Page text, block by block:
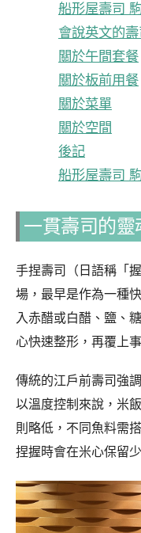
船形屋壽司
會說英文的
關於午間套餐
關於板前用餐
關於菜單
關於空間
後記
船形屋壽司
一貫壽司的靈
手捏壽司（日語稱「
場，最早是作為一種
入赤醋或白醋、鹽、
心快速整形，再覆上
傳統的江戶前壽司強
以溫度控制來說，米
則略低，不同魚料需
捏握時會在米心保留